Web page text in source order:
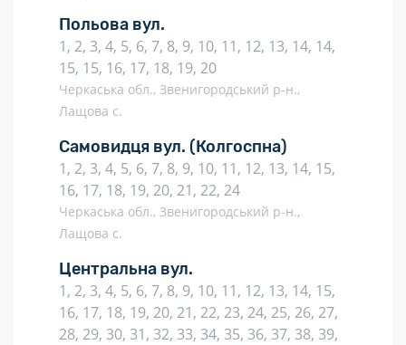
Польова вул.
1, 2, 3, 4, 5, 6, 7, 8, 9, 10, 11, 12, 13, 14, 14,
15, 15, 16, 17, 18, 19, 20
Черкаська обл., Звенигородський р-н.,
Лащова с.
Самовидця вул. (Колгоспна)
1, 2, 3, 4, 5, 6, 7, 8, 9, 10, 11, 12, 13, 14, 15,
16, 17, 18, 19, 20, 21, 22, 24
Черкаська обл., Звенигородський р-н.,
Лащова с.
Центральна вул.
1, 2, 3, 4, 5, 6, 7, 8, 9, 10, 11, 12, 13, 14, 15,
16, 17, 18, 19, 20, 21, 22, 23, 24, 25, 26, 27,
28, 29, 30, 31, 32, 33, 34, 35, 36, 37, 38, 39,